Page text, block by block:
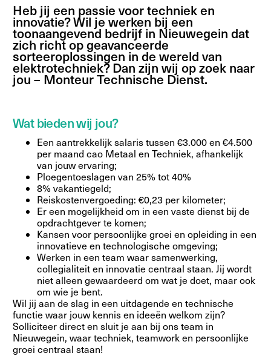
Heb jij een passie voor techniek en
innovatie? Wil je werken bij een
toonaangevend bedrijf in Nieuwegein dat
zich richt op geavanceerde
sorteeroplossingen in de wereld van
elektrotechniek? Dan zijn wij op zoek naar
jou – Monteur Technische Dienst.
Wat bieden wij jou?
Een aantrekkelijk salaris tussen €3.000 en €4.500
per maand cao Metaal en Techniek, afhankelijk
van jouw ervaring;
Ploegentoeslagen van 25% tot 40%
8% vakantiegeld;
Reiskostenvergoeding: €0,23 per kilometer;
Er een mogelijkheid om in een vaste dienst bij de
opdrachtgever te komen;
Kansen voor persoonlijke groei en opleiding in een
innovatieve en technologische omgeving;
Werken in een team waar samenwerking,
collegialiteit en innovatie centraal staan. Jij wordt
niet alleen gewaardeerd om wat je doet, maar ook
om wie je bent.
Wil jij aan de slag in een uitdagende en technische
functie waar jouw kennis en ideeën welkom zijn?
Solliciteer direct en sluit je aan bij ons team in
Nieuwegein, waar techniek, teamwork en persoonlijke
groei centraal staan!